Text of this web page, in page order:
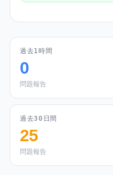
過去1時間
0
問題報告
過去30日間
25
問題報告